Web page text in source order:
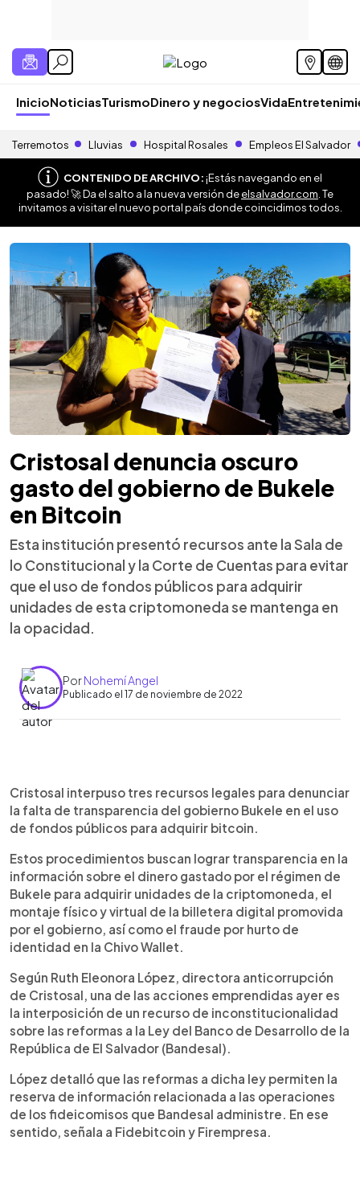
InicioNoticiasTurismoDinero y negociosVida
Terremotos Lluvias Hospital Rosales Empleos El Salvador
CONTENIDO DE ARCHIVO:¡Estás navegando en el
pasado! 🚀 Da el salto a la nueva versión deelsalvador.com . Te
invitamos a visitar el nuevo portal país donde coincidimos todos.
Cristosal denuncia oscuro
gasto del gobierno de Bukele
en Bitcoin
Esta institución presentó recursos ante la Sala de
lo Constitucional y la Corte de Cuentas para evitar
que el uso de fondos públicos para adquirir
unidades de esta criptomoneda se mantenga en
la opacidad.
PorNohemí Angel
Publicado el 17 de noviembre de 2022
Escuchar artículo
Cristosal interpuso tres recursos legales para denunciar
la falta de transparencia del gobierno Bukele en el uso
de fondos públicos para adquirir bitcoin.
Estos procedimientos buscan lograr transparencia en la
información sobre el dinero gastado por el régimen de
Bukele para adquirir unidades de la criptomoneda, el
montaje físico y virtual de la billetera digital promovida
por el gobierno, así como el fraude por hurto de
identidad en la Chivo Wallet.
Según Ruth Eleonora López, directora anticorrupción
de Cristosal, una de las acciones emprendidas ayer es
la interposición de un recurso de inconstitucionalidad
sobre las reformas a la Ley del Banco de Desarrollo de la
República de El Salvador (Bandesal).
López detalló que las reformas a dicha ley permiten la
reserva de información relacionada a las operaciones
de los fideicomisos que Bandesal administre. En ese
sentido, señala a Fidebitcoin y Firempresa.